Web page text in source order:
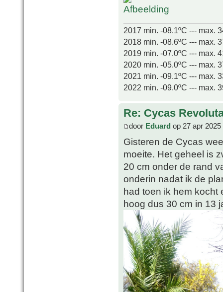
2017 min. -08.1ºC --- max.
2018 min. -08.6ºC --- max.
2019 min. -07.0ºC --- max.
2020 min. -05.0ºC --- max.
2021 min. -09.1ºC --- max.
2022 min. -09.0ºC --- max.
Re: Cycas
door Eduard op 27 apr 2025
Gisteren de Cycas
moeite. Het geheel is
20 cm onder de rand
onderin nadat ik de
had toen ik hem kocht
hoog dus 30 cm in 13